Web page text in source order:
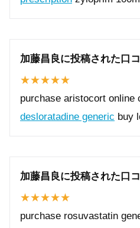
加藤昌良に投稿された口
purchase aristocort online
desloratadine generic buy
加藤昌良に投稿された口
purchase rosuvastatin